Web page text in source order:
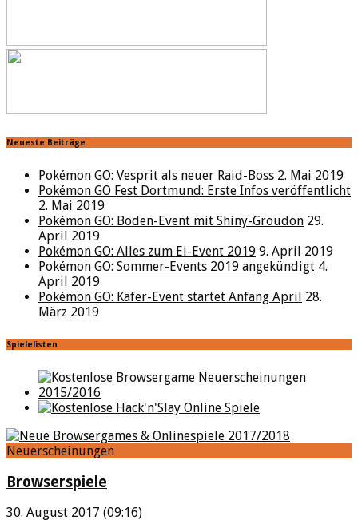
Neueste Beiträge
Pokémon GO: Vesprit als neuer Raid-Boss 2. Mai 2019
Pokémon GO Fest Dortmund: Erste Infos veröffentlicht
2. Mai 2019
Pokémon GO: Boden-Event mit Shiny-Groudon 29.
April 2019
Pokémon GO: Alles zum Ei-Event 2019 9. April 2019
Pokémon GO: Sommer-Events 2019 angekündigt 4.
April 2019
Pokémon GO: Käfer-Event startet Anfang April 28.
März 2019
Spielelisten
Neuerscheinungen
Browserspiele
30. August 2017 (09:16)